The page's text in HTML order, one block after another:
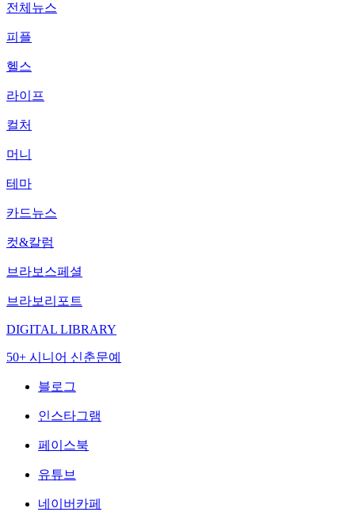
전체뉴스
피플
헬스
라이프
컬처
머니
테마
카드뉴스
컷&칼럼
브라보스페셜
브라보리포트
DIGITAL LIBRARY
50+ 시니어 신춘문예
블로그
인스타그램
페이스북
유튜브
네이버카페